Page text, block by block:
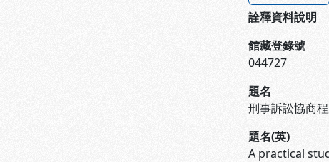
詮釋資料說明
館藏登錄號
044727
題名
刑事訴訟協商
題名(英)
A practical